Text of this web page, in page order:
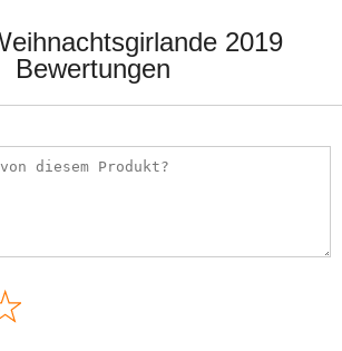
2019
Bewertungen